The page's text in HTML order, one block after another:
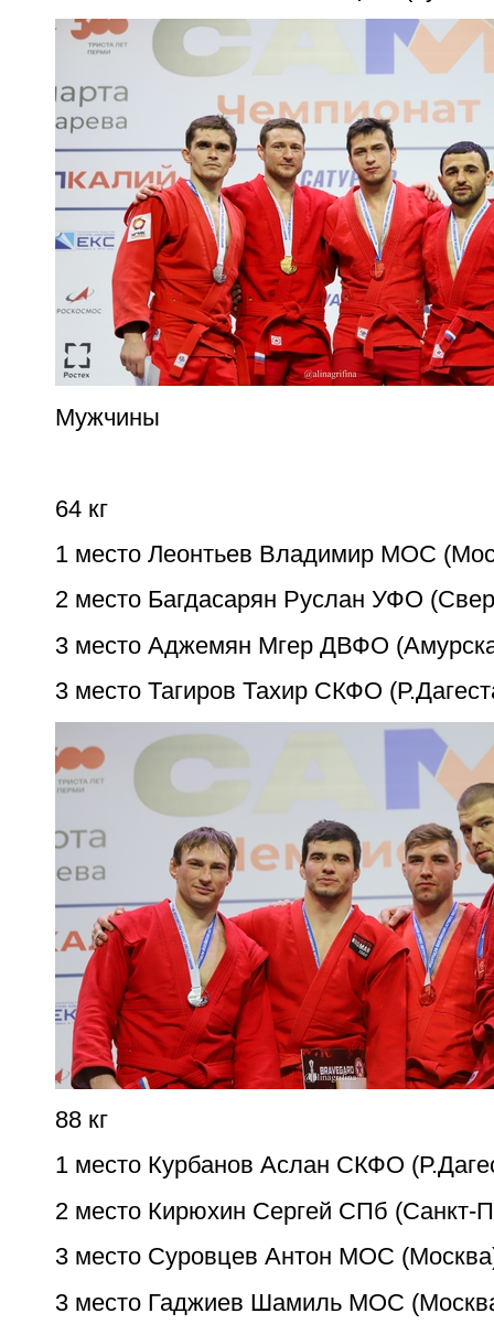
Мужчины
64 кг
1 место Леонтьев Владимир МОС
2 место Багдасарян Руслан УФО
3 место Аджемян Мгер ДВФО
3 место Тагиров Тахир СКФО
88 кг
1 место Курбанов Аслан СКФО
2 место Кирюхин Сергей СПб (Санкт-
3 место Суровцев Антон МОС
3 место Гаджиев Шамиль МОС